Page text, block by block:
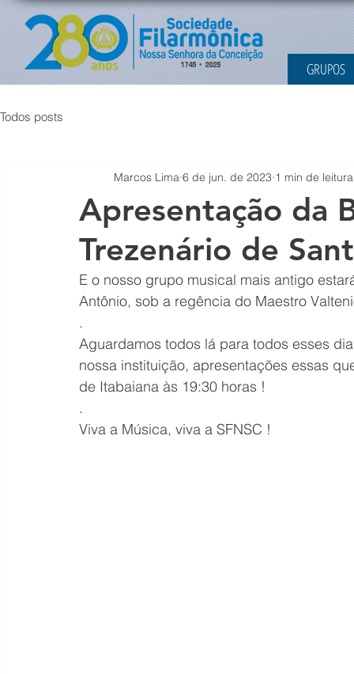
GRUPOS
Todos posts
Apresentação da
Trezenário de
Marcos Lima 6 de jun. de 2023 1 min de leitura
E o nosso grupo musical mais antigo
Antônio, sob a regência do Maestro
.
Aguardamos todos lá para todos esses
nossa instituição, apresentações essas
de Itabaiana às 19:30 horas !
.
Viva a Música, viva a SFNSC !